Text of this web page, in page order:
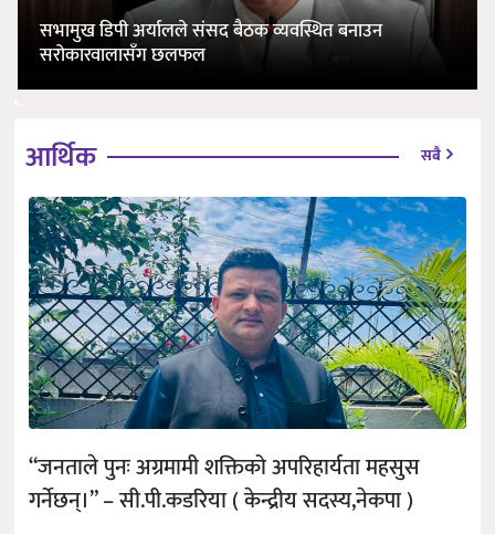
सभामुख डिपी अर्यालले संसद बैठक व्यवस्थित बनाउन
सरोकारवालासँग छलफल
आर्थिक सबै
“जनताले पुनः अग्रमामी शक्तिको अपरिहार्यता महसुस
गर्नेछन्।” – सी.पी.कडरिया ( केन्द्रीय सदस्य,नेकपा )